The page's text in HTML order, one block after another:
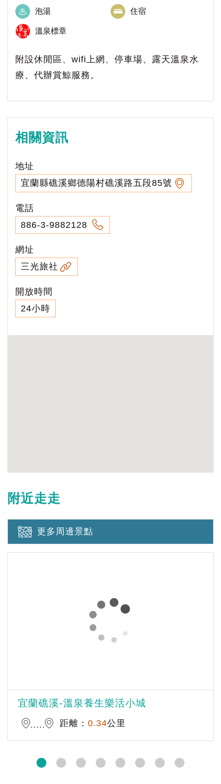
泡湯 住宿
溫泉標章
附設休閒區、wifi上網、停車場、露天溫泉水
療、代辦賞鯨服務。
相關資訊
地址
宜蘭縣礁溪鄉德陽村礁溪路五段85號
電話
886-3-9882128
網址
三光旅社
開放時間
24小時
附近走走
更多周邊景點
宜蘭礁溪-溫泉養生樂活小城
距離： 0.34公里